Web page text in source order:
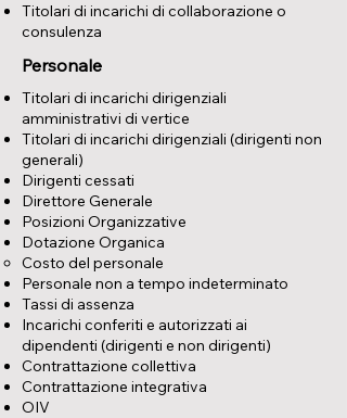
Titolari di incarichi di collaborazione o
consulenza
Personale
Titolari di incarichi dirigenziali
amministrativi di vertice
Titolari di incarichi dirigenziali (dirigenti non
generali)
Dirigenti cessati
Direttore Generale
Posizioni Organizzative
Dotazione Organica
Costo del personale
Personale non a tempo indeterminato
Tassi di assenza
Incarichi conferiti e autorizzati ai
dipendenti (dirigenti e non dirigenti)
Contrattazione collettiva
Contrattazione integrativa
OIV